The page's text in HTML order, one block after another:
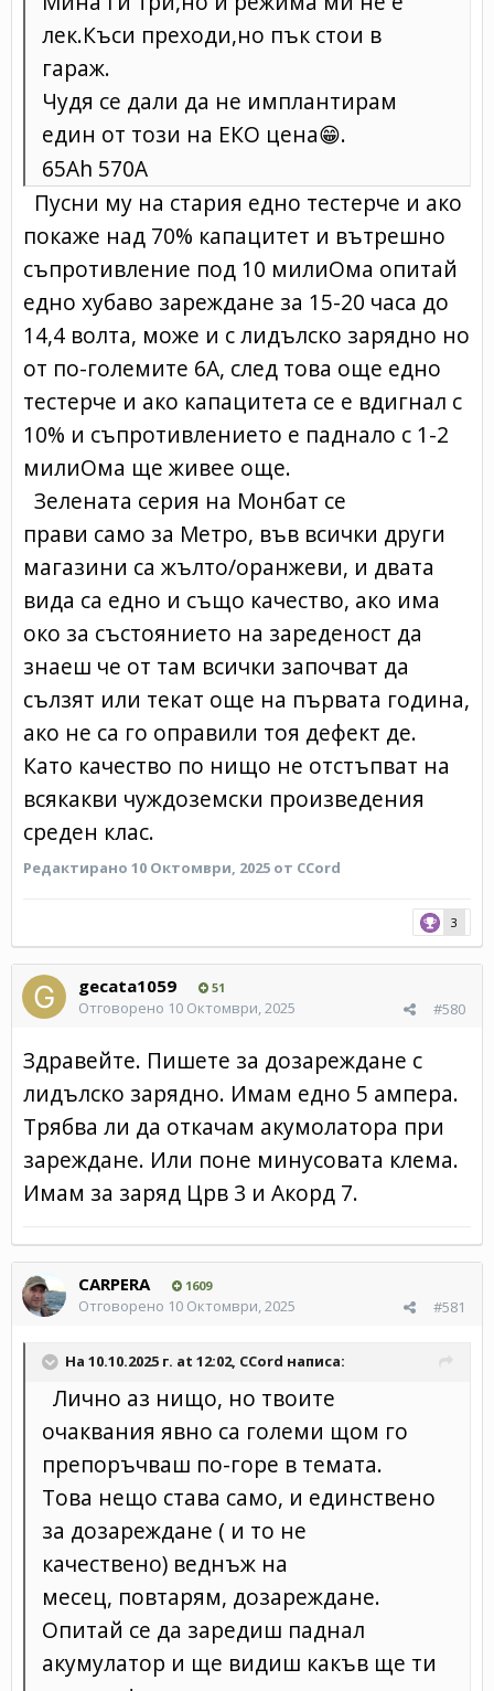
лек.Къси преходи,но пък стои в
гараж.
Чудя се дали да не имплантирам
един от този на ЕКО цена😁.
65Ah 570A
Пусни му на стария едно тестерче и ако
покаже над 70% капацитет и вътрешно
съпротивление под 10 милиОма опитай
едно хубаво зареждане за 15-20 часа до
14,4 волта, може и с лидълско зарядно но
от по-големите 6А, след това още едно
тестерче и ако капацитета се е вдигнал с
10% и съпротивлението е паднало с 1-2
милиОма ще живее още.
Зелената серия на Монбат се
прави само за Метро, във всички други
магазини са жълто/оранжеви, и двата
вида са едно и също качество, ако има
око за състоянието на зареденост да
знаеш че от там всички започват да
сълзят или текат още на първата година,
ако не са го оправили тоя дефект де.
Като качество по нищо не отстъпват на
всякакви чуждоземски произведения
среден клас.
Редактирано 10 Октомври, 2025 от CCord
3
gecata1059 51
#580
Отговорено 10 Октомври, 2025
Здравейте. Пишете за дозареждане с
лидълско зарядно. Имам едно 5 ампера.
Трябва ли да откачам акумолатора при
зареждане. Или поне минусовата клема.
Имам за заряд Црв 3 и Акорд 7.
CARPERA 1609
#581
Отговорено 10 Октомври, 2025
На 10.10.2025 г. at 12:02, CCord написа:
Лично аз нищо, но твоите
очаквания явно са големи щом го
препоръчваш по-горе в темата.
Това нещо става само, и единствено
за дозареждане ( и то не
качествено) веднъж на
месец, повтарям, дозареждане.
Опитай се да заредиш паднал
акумулатор и ще видиш какъв ще ти